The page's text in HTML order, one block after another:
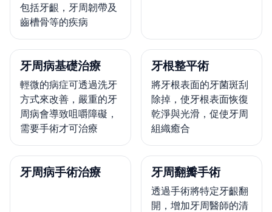
包括牙齦，牙周韌帶及
齒槽骨等的疾病
牙周病基礎治療
輕微的病症可透過洗牙
方式來改善，嚴重的牙
周病會導致咀嚼障礙，
需要手術才可治療
牙根整平術
將牙根表面的牙菌斑刮
除掉，使牙根表面恢復
乾淨與光滑，促使牙周
組織癒合
牙周病手術治療 牙周翻瓣手術
透過手術將特定牙齦翻
開，增加牙周醫師的清